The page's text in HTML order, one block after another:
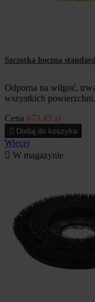
Szczotka boczna
Odporna na wilgoć,
wszystkich powierzchni.
Cena 673,43 zł
 Dodaj do koszyka
Więcej
 W magazynie